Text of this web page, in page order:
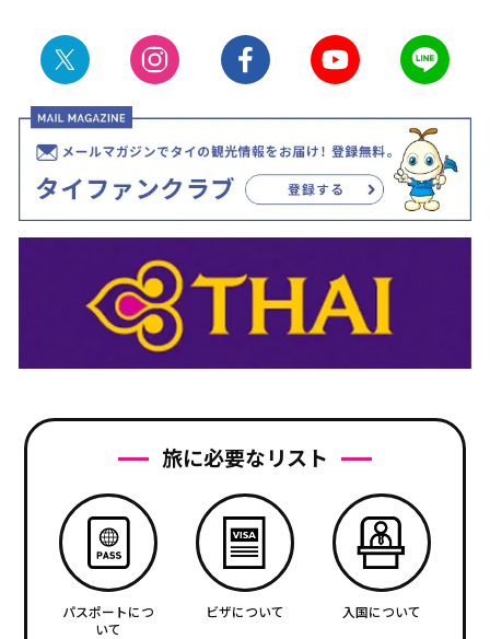
旅に必要なリスト
パスポートにつ
いて
ビザについて 入国について